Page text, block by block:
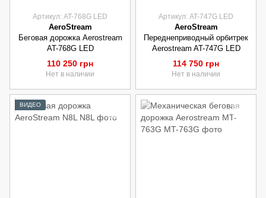
Артикул: AT-768G LED
AeroStream
Беговая дорожка Aerostream
AT-768G LED
110 250 грн
Нет в наличии
Артикул: AT-747G LED
AeroStream
Переднеприводный орбитрек
Aerostream AT-747G LED
114 750 грн
Нет в наличии
ВИДЕО